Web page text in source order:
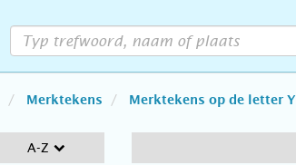
Merktekens Merktekens op de letter Y
A-Z